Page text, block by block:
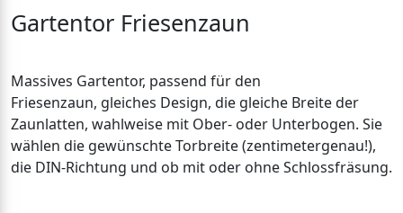
Gartentor Friesenzaun
Massives Gartentor, passend für den
Friesenzaun, gleiches Design, die gleiche Breite der
Zaunlatten, wahlweise mit Ober- oder Unterbogen. Sie
wählen die gewünschte Torbreite (zentimetergenau!),
die DIN-Richtung und ob mit oder ohne Schlossfräsung.